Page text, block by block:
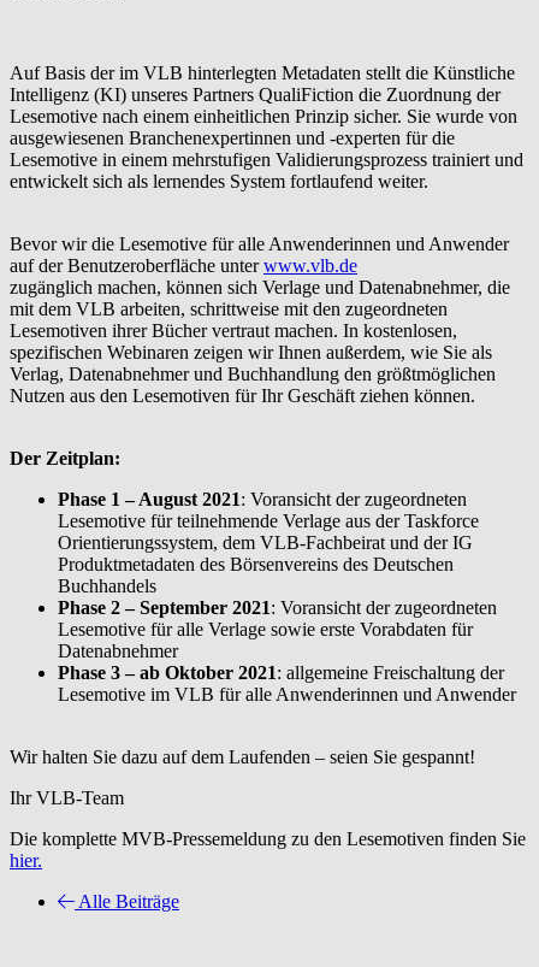
Auf Basis der im VLB hinterlegten Metadaten stellt die Künstliche
Intelligenz (KI) unseres Partners QualiFiction die Zuordnung der
Lesemotive nach einem einheitlichen Prinzip sicher. Sie wurde von
ausgewiesenen Branchenexpertinnen und -experten für die
Lesemotive in einem mehrstufigen Validierungsprozess trainiert und
entwickelt sich als lernendes System fortlaufend weiter.
Bevor wir die Lesemotive für alle Anwenderinnen und Anwender
auf der Benutzeroberfläche unterwww.vlb.de
zugänglich machen, können sich Verlage und Datenabnehmer, die
mit dem VLB arbeiten, schrittweise mit den zugeordneten
Lesemotiven ihrer Bücher vertraut machen. In kostenlosen,
spezifischen Webinaren zeigen wir Ihnen außerdem, wie Sie als
Verlag, Datenabnehmer und Buchhandlung den größtmöglichen
Nutzen aus den Lesemotiven für Ihr Geschäft ziehen können.
Der Zeitplan:
Phase 1 – August 2021: Voransicht der zugeordneten
Lesemotive für teilnehmende Verlage aus der Taskforce
Orientierungssystem, dem VLB-Fachbeirat und der IG
Produktmetadaten des Börsenvereins des Deutschen
Buchhandels
Phase 2 – September 2021: Voransicht der zugeordneten
Lesemotive für alle Verlage sowie erste Vorabdaten für
Datenabnehmer
Phase 3 – ab Oktober 2021: allgemeine Freischaltung der
Lesemotive im VLB für alle Anwenderinnen und Anwender
Wir halten Sie dazu auf dem Laufenden – seien Sie gespannt!
Ihr VLB-Team
Die komplette MVB-Pressemeldung zu den Lesemotiven finden Sie
hier.
Alle Beiträge